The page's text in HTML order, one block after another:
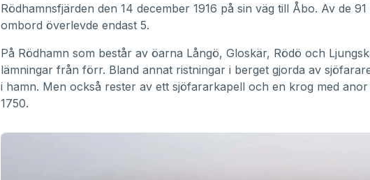
Rödhamnsfjärden den 14 december 1916 på sin väg till Åbo. Av de
ombord överlevde endast 5.
På Rödhamn som består av öarna Långö, Gloskär, Rödö och
lämningar från förr. Bland annat ristningar i berget gjorda av
i hamn. Men också rester av ett sjöfararkapell och en krog med
1750.